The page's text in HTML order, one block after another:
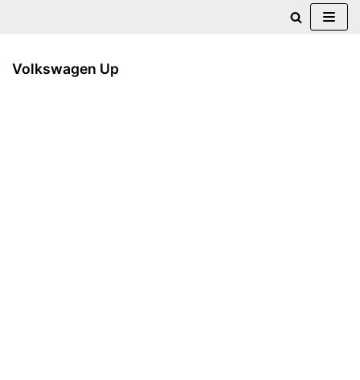
Inhalt
Volkswagen Up